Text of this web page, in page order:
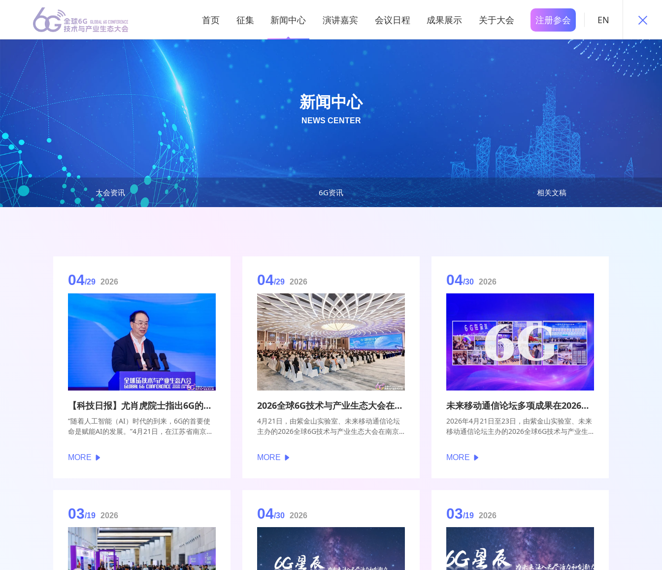
首页 征集 新闻中心 演讲嘉宾 会议日程 成果展示 关于大会 注册参会 EN
大会资讯 6G资讯 相关文稿
新闻中心
NEWS CENTER
04/29 2026
【科技日报】尤肖虎院士指出6G的首要使命是赋能AI的发展
“随着人工智能（AI）时代的到来，6G的首要使
命是赋能AI的发展。”4月21日，在江苏省南京市
国科学院院士尤肖虎作出判断，随着AI智能体的
发展，未来3至5年，AI与6G的融合将是6G最具
MORE
04/29 2026
2026全球6G技术与产业生态大会在南京开幕
4月21日，由紫金山实验室、未来移动通信论坛
主办的2026全球6G技术与产业生态大会在南京
MORE
04/30 2026
未来移动通信论坛多项成果在2026全球6G技术与产业生态大会集中发布
2026年4月21日至23日，由紫金山实验室、未来
移动通信论坛主办的2026全球6G技术与产业生
开。包括6G前沿技术丛书、“6G前沿技术与产业
生态”报告、6G技术系列白皮书及数据集在内的
MORE
03/19 2026 04/30 2026 03/19 2026